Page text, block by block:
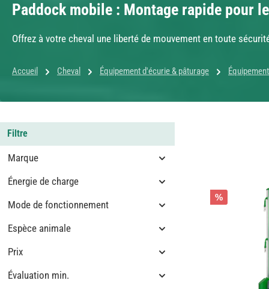
Paddock mobile : Montage rapide pour
Offrez à votre cheval une liberté de mouvement en toute
Accueil Cheval Équipement d'écurie & pâturage
Filtre
Marque
Énergie de charge
Mode de fonctionnement
Espèce animale
Prix
Évaluation min.
%